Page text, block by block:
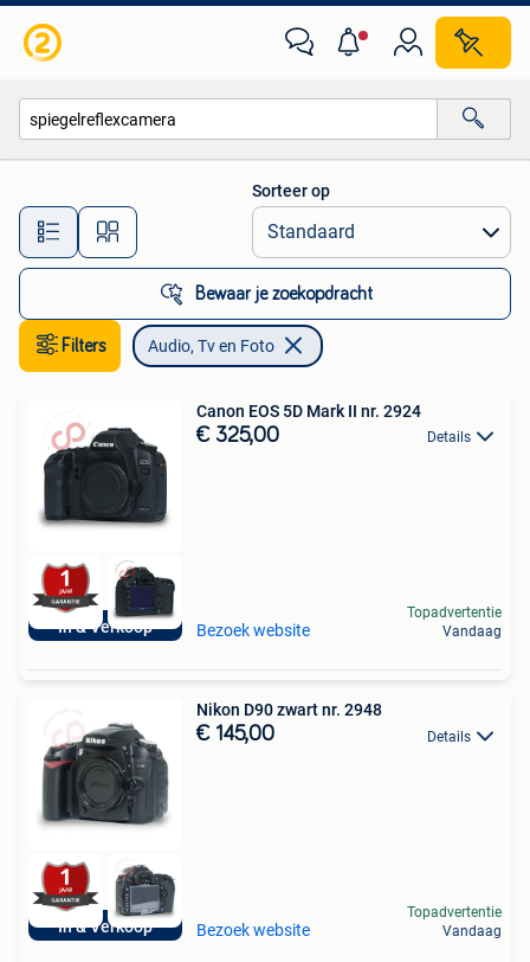
Alle afstanden…
Sorteer op
Bewaar je zoekopdracht
Filters Audio, Tv en Foto
In & Verkoop
Canon EOS 5D Mark II nr. 2924
€ 325,00 Details
Bezoek website
Topadvertentie
Vandaag
In & Verkoop
Nikon D90 zwart nr. 2948
€ 145,00 Details
Bezoek website
Topadvertentie
Vandaag